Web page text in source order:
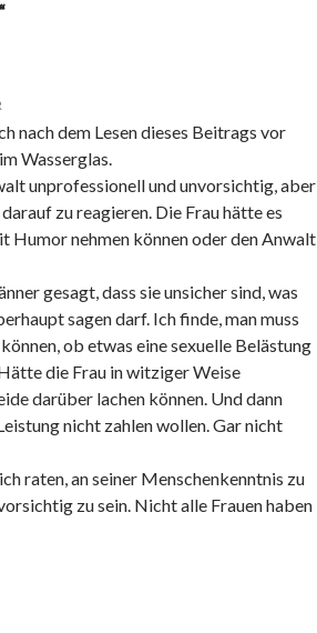
nach dem Lesen dieses Beitrags vor
Wasserglas.
unprofessionell und unvorsichtig, aber
zu reagieren. Die Frau hätte es
Humor nehmen können oder den Anwalt
gesagt, dass sie unsicher sind, was
sagen darf. Ich finde, man muss
ob etwas eine sexuelle Belästung
die Frau in witziger Weise
darüber lachen können. Und dann
nicht zahlen wollen. Gar nicht
raten, an seiner Menschenkenntnis zu
zu sein. Nicht alle Frauen haben